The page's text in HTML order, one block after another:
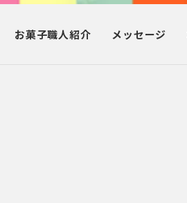
お菓子職人紹介 メッセージ